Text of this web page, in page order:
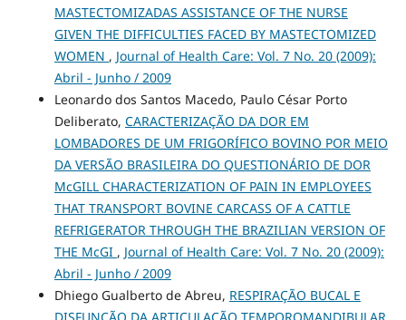
MASTECTOMIZADAS ASSISTANCE OF THE NURSE
GIVEN THE DIFFICULTIES FACED BY MASTECTOMIZED
WOMEN , Journal of Health Care: Vol. 7 No. 20 (2009):
Abril - Junho / 2009
Leonardo dos Santos Macedo, Paulo César Porto
Deliberato, CARACTERIZAÇÃO DA DOR EM
LOMBADORES DE UM FRIGORÍFICO BOVINO POR MEIO
DA VERSÃO BRASILEIRA DO QUESTIONÁRIO DE DOR
McGILL CHARACTERIZATION OF PAIN IN EMPLOYEES
THAT TRANSPORT BOVINE CARCASS OF A CATTLE
REFRIGERATOR THROUGH THE BRAZILIAN VERSION OF
THE McGI , Journal of Health Care: Vol. 7 No. 20 (2009):
Abril - Junho / 2009
Dhiego Gualberto de Abreu, RESPIRAÇÃO BUCAL E